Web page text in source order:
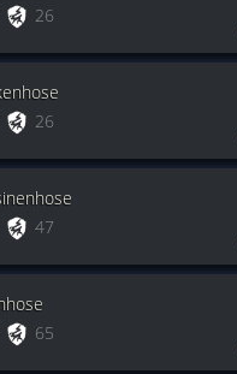
26
26
47
65